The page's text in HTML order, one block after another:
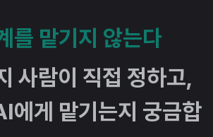
를 맡기지 않는다
사람이 직접 정하고,
에게 맡기는지 궁금합